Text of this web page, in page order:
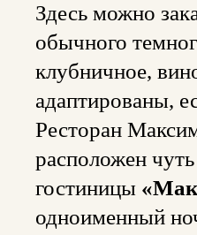
Здесь можно
обычного
клубничное,
адаптированы,
Ресторан
расположен
гостиницы
одноименный